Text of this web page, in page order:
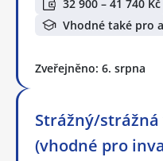
32 900 – 41 740 Kč
Vhodné také pro
Zveřejněno: 6. srpna
Strážný/
(vhodné pro